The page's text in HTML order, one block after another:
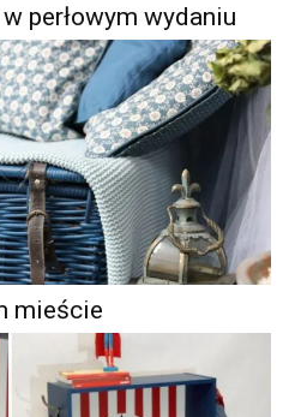
perłowym wydaniu
mieście